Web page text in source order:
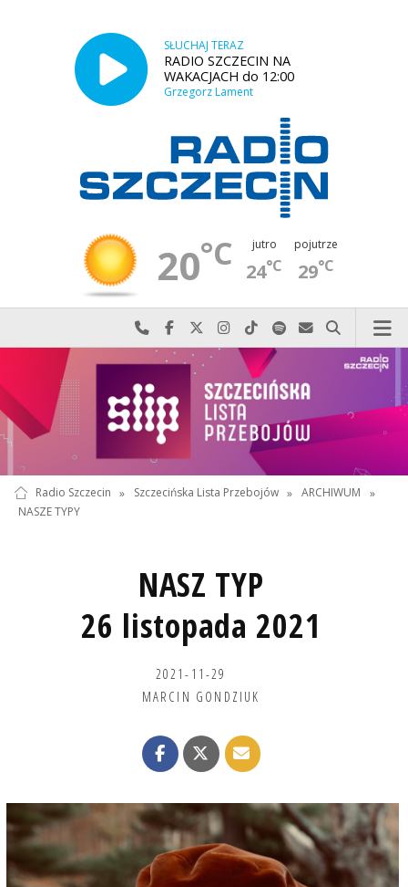
SŁUCHAJ TERAZ
RADIO SZCZECIN NA
WAKACJACH do 12:00
Grzegorz Lament
20°C jutro
24°C
pojutrze
29°C
Najlepiej po prostu do nas zadzwoń
Odwiedź nas na Facebook-u
Odwiedź nas na X
Odwiedź nas na Instagram-ie
Odwiedź nas na TikTok-u
Szukaj nas na Spotify
Wyślij do nas
Szukaj
Radio Szczecin » Szczecińska Lista Przebojów » ARCHIWUM
»
NASZE TYPY
NASZ TYP
26 listopada 2021
2021-11-29
MARCIN GONDZIUK